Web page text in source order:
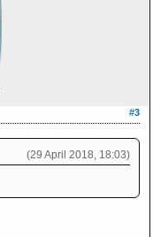
#3
(29 April 2018, 18:03)